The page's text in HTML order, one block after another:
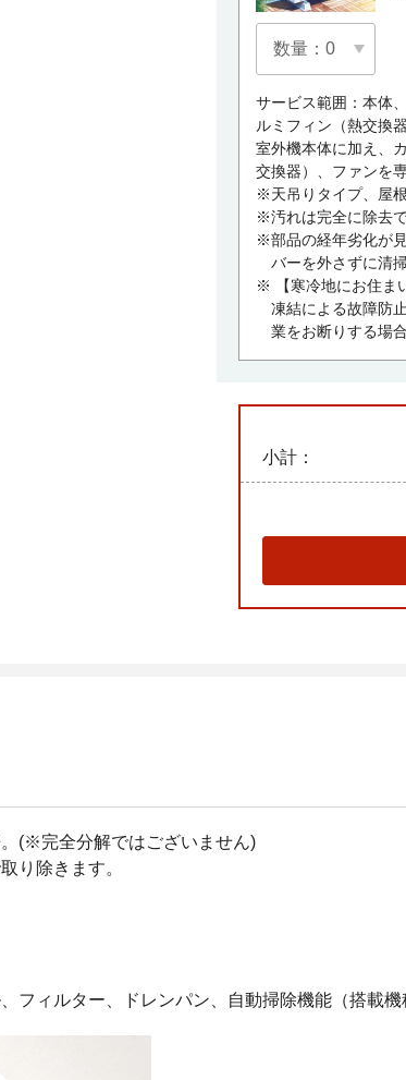
サービス範囲：本体
ルミフィン（熱交換
室外機本体に加え、
交換器）、ファンを
※天吊りタイプ、屋
※汚れは完全に除去
※部品の経年劣化が
バーを外さずに清
※ 【寒冷地にお住ま
凍結による故障防
業をお断りする場
小計：
(※完全分解ではございません)
り除きます。
フィルター、ドレンパン、自動掃除機能（搭載機